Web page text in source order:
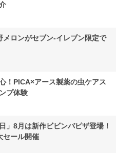
ロンがセブン‐イレブン限定で
！PICA×アース製薬の虫ケアス
プ体験
」8月は新作ビビンバピザ登場！
セール開催